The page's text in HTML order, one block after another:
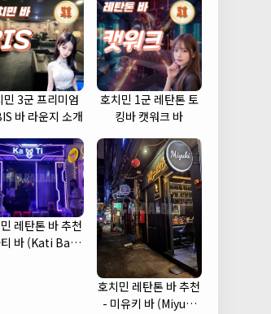
민 3군 프리미엄
바 라운지 소개
호치민 1군 레탄톤 토
킹바 캣워크 바
레탄톤 바 추천
바 (Kati Bar)
호치민 레탄톤 바 추천
- 미유키 바 (Miyuki